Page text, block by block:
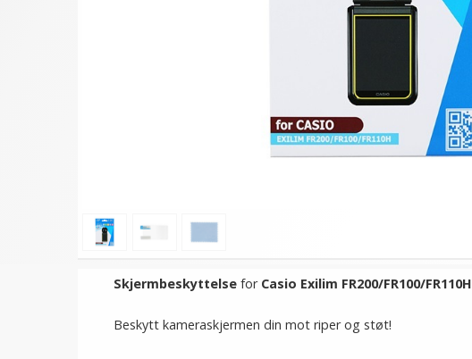
Skjermbeskyttelse for Casio Exilim FR200/FR100/FR110H
Beskytt kameraskjermen din mot riper og støt!